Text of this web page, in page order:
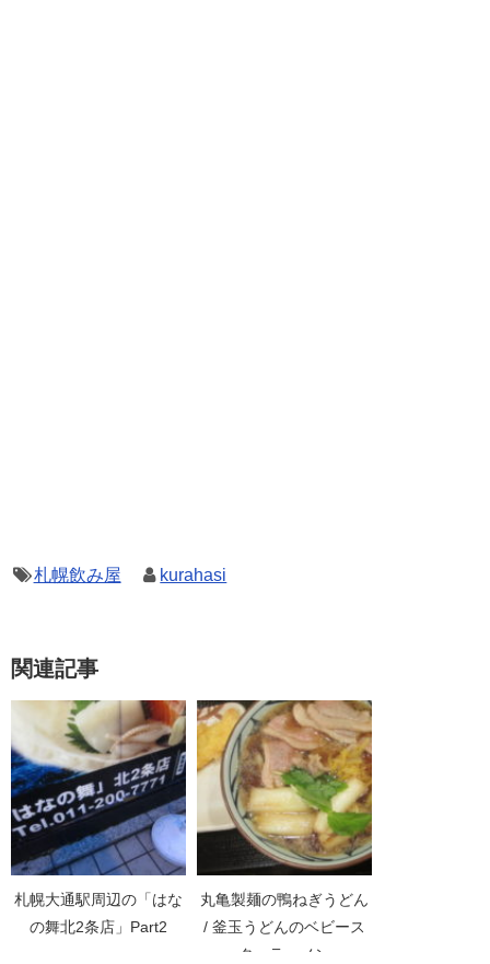
札幌飲み屋 kurahasi
関連記事
札幌大通駅周辺の「はな
の舞北2条店」Part2
丸亀製麺の鴨ねぎうどん
/ 釜玉うどんのベビース
ターラーメン